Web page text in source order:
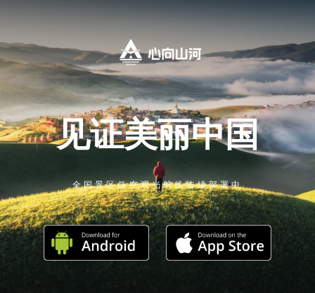
见证美丽中国
全国景区低空观光航线陆续部署中